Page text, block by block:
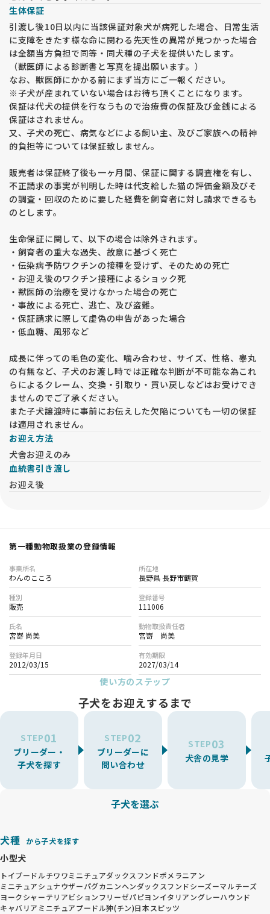
生体保証
引渡し後10日以内に当該保証対象犬が病死した場合、日常生活
に支障をきたす様な命に関わる先天性の異常が見つかった場合
は全額当方負担で同等・同犬種の子犬を提供いたします。
（獣医師による診断書と写真を提出願います。）
なお、獣医師にかかる前にまず当方にご一報ください。
※子犬が産まれていない場合はお待ち頂くことになります。
保証は代犬の提供を行なうもので治療費の保証及び金銭による
保証はされません。
又、子犬の死亡、病気などによる飼い主、及びご家族への精神
的負担等については保証致しません。
販売者は保証終了後も一ヶ月間、保証に関する調査権を有し、
不正請求の事実が判明した時は代支給した猫の評価金額及びそ
の調査・回収のために要した経費を飼育者に対し請求できるも
のとします。
生命保証に関して、以下の場合は除外されます。
・飼育者の重大な過失、故意に基づく死亡
・伝染病予防ワクチンの接種を受けず、そのための死亡
・お迎え後のワクチン接種によるショック死
・獣医師の治療を受けなかった場合の死亡
・事故による死亡、逃亡、及び盗難。
・保証請求に際して虚偽の申告があった場合
・低血糖、風邪など
成長に伴っての毛色の変化、噛み合わせ、サイズ、性格、睾丸
の有無など、子犬のお渡し時では正確な判断が不可能な為これ
らによるクレーム、交換・引取り・買い戻しなどはお受けでき
ませんのでご了承ください。
また子犬譲渡時に事前にお伝えした欠陥についても一切の保証
は適用されません。
お迎え方法
犬舎お迎えのみ
血統書引き渡し
お迎え後
第一種動物取扱業の登録情報
事業所名
わんのこころ
所在地
長野県 長野市鶴賀
種別
販売
登録番号
111006
氏名
宮嵜 尚美
動物取扱責任者
宮嵜 尚美
登録年月日
2012/03/15
有効期限
2027/03/14
使い方のステップ
子犬をお迎えするまで
STEP01
ブリーダー・
子犬を探す
STEP02
ブリーダーに
問い合わせ
STEP03
犬舎の見学
子犬を選ぶ
犬種 から子犬を探す
小型犬
トイプードルチワワミニチュアダックスフンドポメラニアン
ミニチュアシュナウザーパグカニンヘンダックスフンドシーズーマルチーズ
ヨークシャーテリアビションフリーゼパピヨンイタリアングレーハウンド
キャバリア ミニチュアプードル狆(チン)日本スピッツ